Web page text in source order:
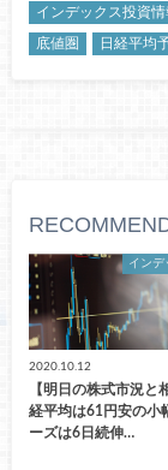
インデックス投資情
底値圏 日経平均
インデ
2020.10.12
【明日の株式市況と
経平均は61円安の
ーズは6日続伸…